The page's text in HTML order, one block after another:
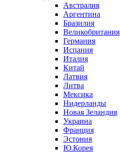
Австралия
Аргентина
Бразилия
Великобритания
Германия
Испания
Италия
Китай
Латвия
Литва
Мексика
Нидерланды
Новая Зеландия
Украина
Франция
Эстония
Ю.Корея